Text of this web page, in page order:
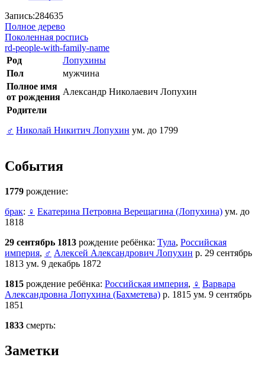
Запись:284635
Полное дерево
Поколенная роспись
rd-people-with-family-name
Род
Лопухины
Пол
мужчина
Полное имя
от рождения
Александр Николаевич Лопухин
Родители
♂ Николай Никитич Лопухин ум. до 1799
События
1779 рождение:
брак: ♀ Екатерина Петровна Верещагина (Лопухина) ум. до
1818
29 сентябрь 1813 рождение ребёнка: Тула, Российская
империя, ♂ Алексей Александрович Лопухин р. 29 сентябрь
1813 ум. 9 декабрь 1872
1815 рождение ребёнка: Российская империя, ♀ Варвара
Александровна Лопухина (Бахметева) р. 1815 ум. 9 сентябрь
1851
1833 смерть:
Заметки